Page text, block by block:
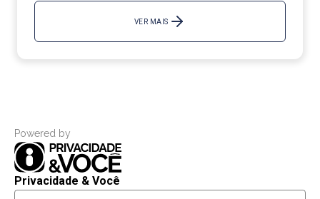
VER MAIS
Powered by
Privacidade & Você